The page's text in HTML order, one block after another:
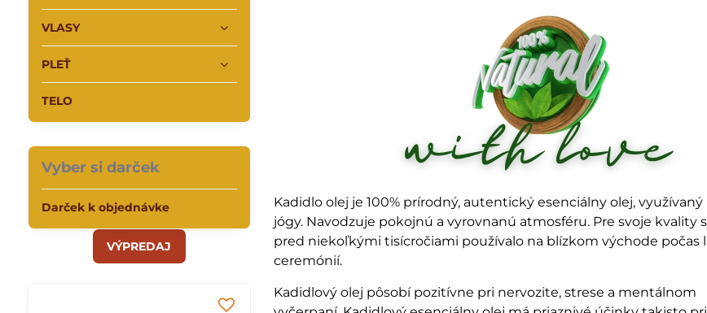
Kadidlo olej je 100% prírodný, autentický esenciálny olej,
jógy. Navodzuje pokojnú a vyrovnanú atmosféru. Pre svoje kvality
pred niekoľkými tisícročiami používalo na blízkom východe počas
ceremónií.
Kadidlový olej pôsobí pozitívne pri nervozite, strese a mentálnom
VLASY
PLEŤ
TELO
Vyber si darček
Darček k objednávke
VÝPREDAJ